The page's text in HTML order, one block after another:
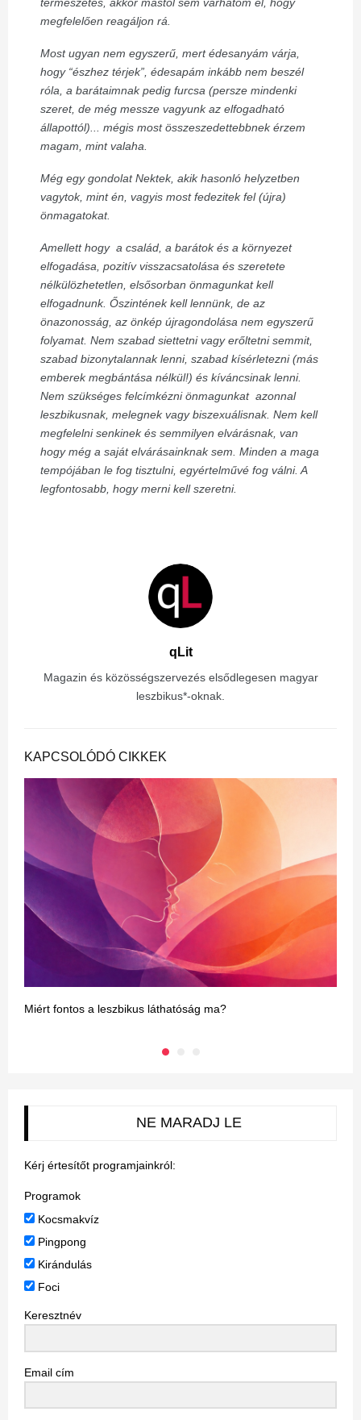
természetes, akkor mástól sem várhatom el, hogy
megfelelően reagáljon rá.
Most ugyan nem egyszerű, mert édesanyám várja,
hogy “észhez térjek”, édesapám inkább nem beszél
róla, a barátaimnak pedig furcsa (persze mindenki
szeret, de még messze vagyunk az elfogadható
állapottól)... mégis most összeszedettebbnek érzem
magam, mint valaha.
Még egy gondolat Nektek, akik hasonló helyzetben
vagytok, mint én, vagyis most fedezitek fel (újra)
önmagatokat.
Amellett hogy a család, a barátok és a környezet
elfogadása, pozitív visszacsatolása és szeretete
nélkülözhetetlen, elsősorban önmagunkat kell
elfogadnunk. Őszintének kell lennünk, de az
önazonosság, az önkép újragondolása nem egyszerű
folyamat. Nem szabad siettetni vagy erőltetni semmit,
szabad bizonytalannak lenni, szabad kísérletezni (más
emberek megbántása nélkül!) és kíváncsinak lenni.
Nem szükséges felcímkézni önmagunkat azonnal
leszbikusnak, melegnek vagy biszexuálisnak. Nem kell
megfelelni senkinek és semmilyen elvárásnak, van
hogy még a saját elvárásainknak sem. Minden a maga
tempójában le fog tisztulni, egyértelművé fog válni. A
legfontosabb, hogy merni kell szeretni.
qLit
Magazin és közösségszervezés elsődlegesen magyar
leszbikus*-oknak.
KAPCSOLÓDÓ CIKKEK
Miért fontos a leszbikus láthatóság ma?
NE MARADJ LE
Kérj értesítőt programjainkról:
Programok
Kocsmakvíz
Pingpong
Kirándulás
Foci
Keresztnév
Email cím